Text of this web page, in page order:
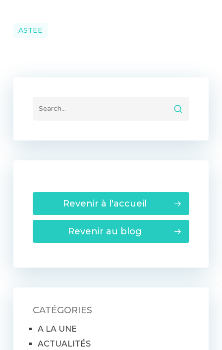
ASTEE
Revenir à l'accueil
Revenir au blog
CATÉGORIES
A LA UNE
ACTUALITÉS